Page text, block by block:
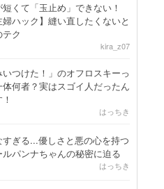
短くて「玉止め」できない！
婦ハック】縫い直したくないと
テク
kira_z07
いつけた！」のオフロスキーっ
体何者？実はスゴイ人だったん
はっちき
すぎる...優しさと悪の心を持つ
ルパンナちゃんの秘密に迫る
はっちき